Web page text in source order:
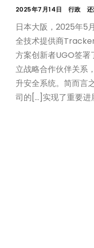
2025年7月14日 行政
日本大阪，2025年5
全技术提供商
方案创新者UGO签
立战略合作伙伴关系
升安全系统。简而言
司的[...]实现了重要进